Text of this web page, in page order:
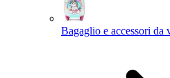
Bagaglio e accessori da